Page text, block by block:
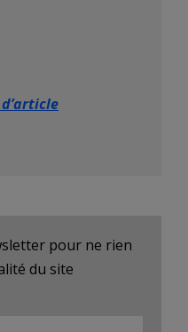
pour ne rien
du site